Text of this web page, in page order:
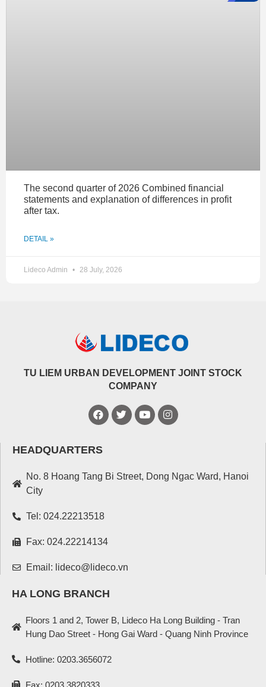
The second quarter of 2026 Combined financial
statements and explanation of differences in profit
after tax.
DETAIL »
Lideco Admin 28 July, 2026
TU LIEM URBAN DEVELOPMENT JOINT STOCK
COMPANY
HEADQUARTERS
No. 8 Hoang Tang Bi Street, Dong Ngac Ward, Hanoi
City
Tel: 024.22213518
Fax: 024.22214134
Email: lideco@lideco.vn
HA LONG BRANCH
Floors 1 and 2, Tower B, Lideco Ha Long Building - Tran
Hung Dao Street - Hong Gai Ward - Quang Ninh Province
Hotline: 0203.3656072
Fax: 0203.3820333